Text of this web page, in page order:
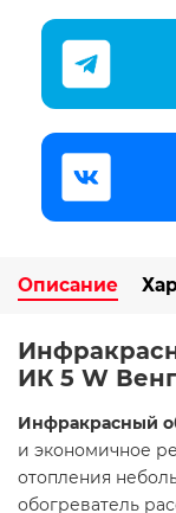
Описание
ИК 5 W
Инфракрасный
и экономичное
отопления
обогреватель